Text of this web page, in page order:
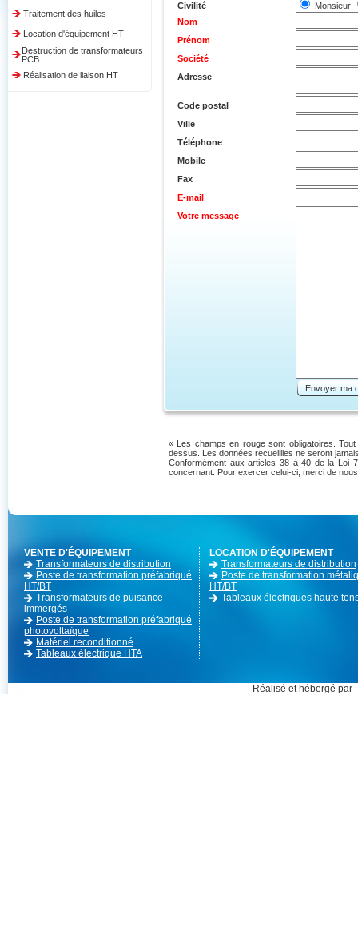
Traitement des huiles
Location d'équipement HT
Destruction de transformateurs
PCB
Réalisation de liaison HT
Civilité
Monsieur
Nom
Prénom
Société
Adresse
Code postal
Ville
Téléphone
Mobile
Fax
E-mail
Votre message
Envoyer ma
« Les champs en rouge sont obligatoires.
dessus. Les données recueillies ne seront
Conformément aux articles 38 à 40 de la Loi
concernant. Pour exercer celui-ci, merci de
VENTE D'ÉQUIPEMENT
Transformateurs de distribution
Poste de transformation préfabriqué
HT/BT
Transformateurs de puisance
immergés
Poste de transformation préfabriqué
photovoltaïque
Matériel reconditionné
Tableaux électrique HTA
LOCATION D'ÉQUIPEMENT
Transformateurs de distribution
Poste de transformation
HT/BT
Tableaux électriques haute
Réalisé et hébergé par